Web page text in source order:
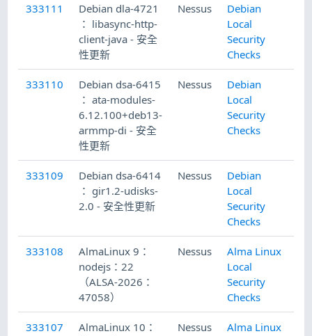
333111
Debian dla-4721
： libasync-http-
client-java - 安全
性更新
Nessus
Debian
Local
Security
Checks
333110
Debian dsa-6415
： ata-modules-
6.12.100+deb13-
armmp-di - 安全
性更新
Nessus
Debian
Local
Security
Checks
333109
Debian dsa-6414
： gir1.2-udisks-
2.0 - 安全性更新
Nessus
Debian
Local
Security
Checks
333108
AlmaLinux 9：
nodejs：22
（ALSA-2026：
47058）
Nessus
Alma Linux
Local
Security
Checks
333107
AlmaLinux 10：
Nessus
Alma Linux